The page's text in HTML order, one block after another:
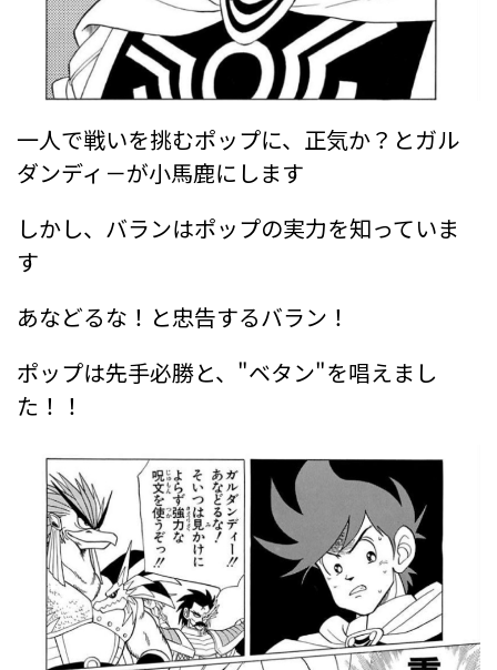
一人で戦いを挑むポップに、正気か？とガル
ダンディ－が小馬鹿にします
しかし、バランはポップの実力を知っていま
す
あなどるな！と忠告するバラン！
ポップは先手必勝と、"ベタン"を唱えまし
た！！